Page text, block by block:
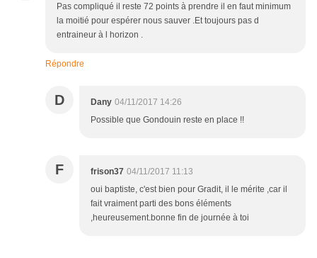
Pas compliqué il reste 72 points à prendre il en faut minimum
la moitié pour espérer nous sauver .Et toujours pas d
entraineur à l horizon .
Répondre
D Dany 04/11/2017 14:26
Possible que Gondouin reste en place !!
F frison37 04/11/2017 11:13
oui baptiste, c'est bien pour Gradit, il le mérite ,car il
fait vraiment parti des bons éléments
,heureusement.bonne fin de journée à toi